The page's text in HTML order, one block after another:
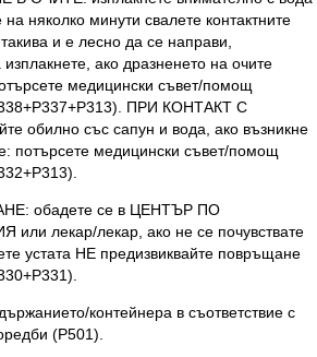
няколко минути свалете контактните
и е лесно да се направи,
ако дразненето на очите
медицински съвет/помощ
ПРИ КОНТАКТ С
обилно със сапун и вода, ако възникне
потърсете медицински съвет/помощ
обадете се в ЦЕНТЪР ПО
лекар/лекар, ако не се почувствате
устата НЕ предизвиквайте повръщане
контейнера в съответствие с
(P501).